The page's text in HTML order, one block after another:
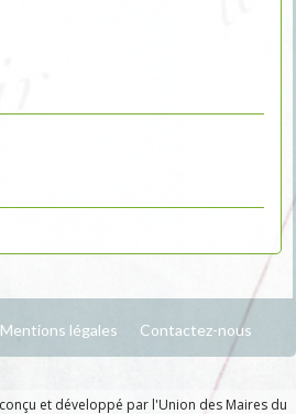
Mentions légales Contactez-nous
et développé par l'Union des Maires du